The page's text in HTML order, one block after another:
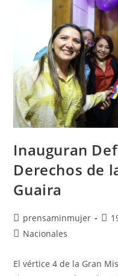
Inauguran
Derechos de
Guaira
prensaminmujer
Nacionales
El vértice 4 de la Gran